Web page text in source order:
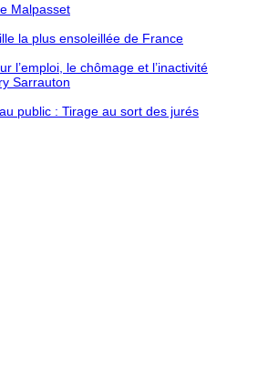
Malpasset
la plus ensoleillée de France
l’emploi, le chômage et l’inactivité
Sarrauton
public : Tirage au sort des jurés